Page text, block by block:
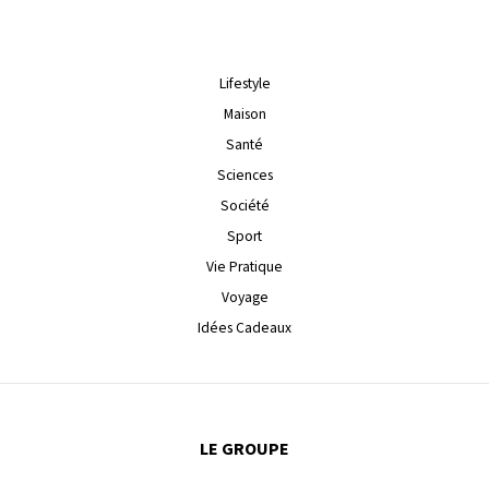
Lifestyle
Maison
Santé
Sciences
Société
Sport
Vie Pratique
Voyage
Idées Cadeaux
LE GROUPE